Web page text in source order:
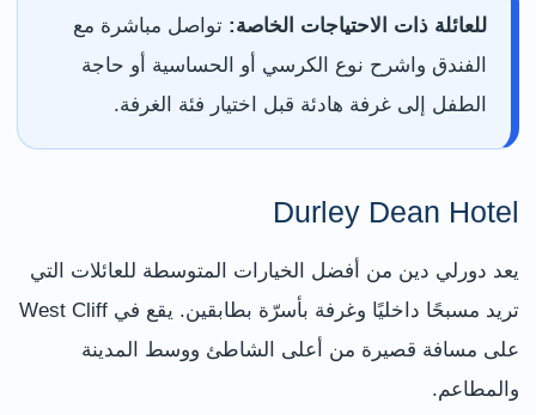
للعائلة ذات الاحتياجات الخاصة: تواصل مباشرة مع
الفندق واشرح نوع الكرسي أو الحساسية أو حاجة
الطفل إلى غرفة هادئة قبل اختيار فئة الغرفة.
Durley Dean Hotel
يعد دورلي دين من أفضل الخيارات المتوسطة للعائلات التي
تريد مسبحًا داخليًا وغرفة بأسرّة بطابقين. يقع في West Cliff
على مسافة قصيرة من أعلى الشاطئ ووسط المدينة
والمطاعم.